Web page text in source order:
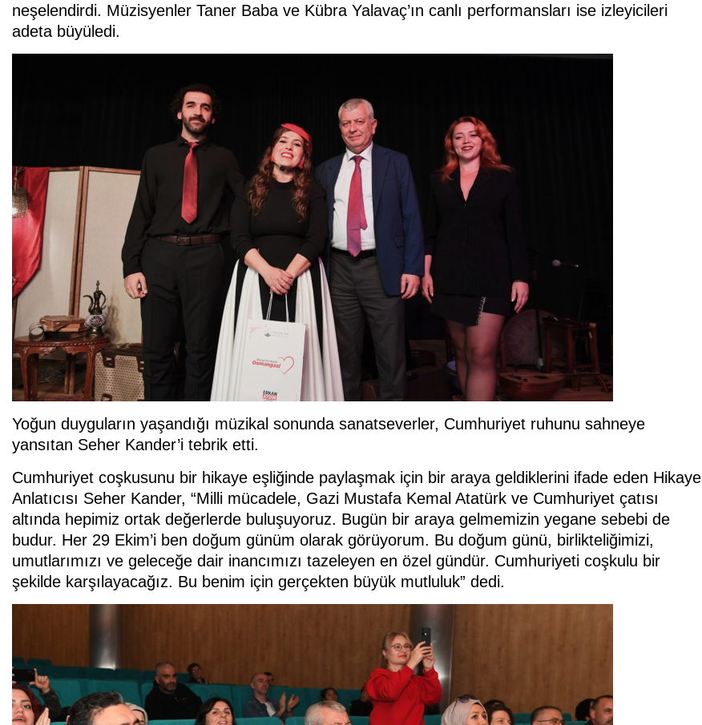
neşelendirdi. Müzisyenler Taner Baba ve Kübra Yalavaç’ın canlı performansları ise izleyicileri
adeta büyüledi.
Yoğun duyguların yaşandığı müzikal sonunda sanatseverler, Cumhuriyet ruhunu sahneye
yansıtan Seher Kander’i tebrik etti.
Cumhuriyet coşkusunu bir hikaye eşliğinde paylaşmak için bir araya geldiklerini ifade eden Hikaye
Anlatıcısı Seher Kander, “Milli mücadele, Gazi Mustafa Kemal Atatürk ve Cumhuriyet çatısı
altında hepimiz ortak değerlerde buluşuyoruz. Bugün bir araya gelmemizin yegane sebebi de
budur. Her 29 Ekim’i ben doğum günüm olarak görüyorum. Bu doğum günü, birlikteliğimizi,
umutlarımızı ve geleceğe dair inancımızı tazeleyen en özel gündür. Cumhuriyeti coşkulu bir
şekilde karşılayacağız. Bu benim için gerçekten büyük mutluluk” dedi.